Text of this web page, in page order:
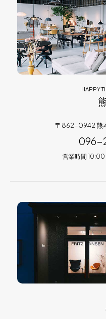
HAPPY
〒862-0942 熊
096-
営業時間 10:00